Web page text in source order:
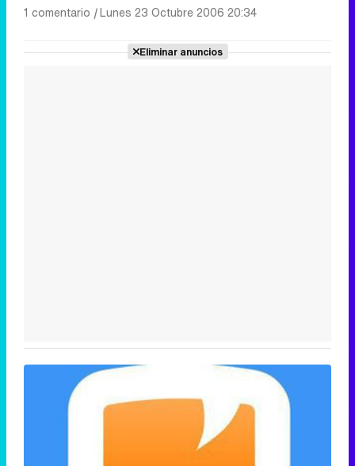
1 comentario |Lunes 23 Octubre 2006 20:34
Eliminar anuncios